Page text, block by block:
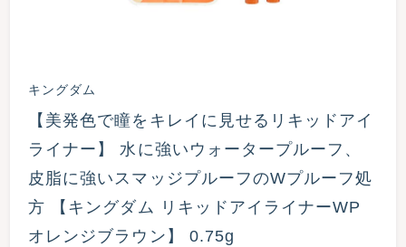
キングダム
【美発色で瞳をキレイに見せるリキッドアイ
ライナー】 水に強いウォータープルーフ、
皮脂に強いスマッジプルーフのWプルーフ処
方 【キングダム リキッドアイライナーWP
オレンジブラウン】 0.75g